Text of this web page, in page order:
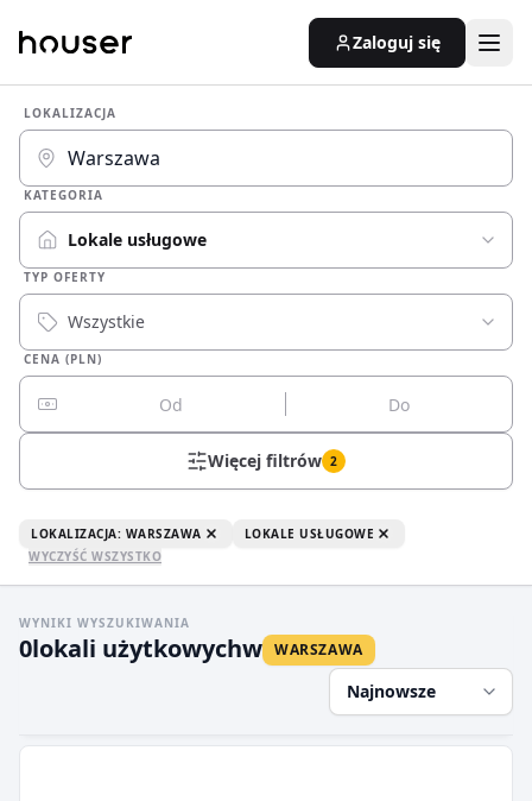
Zaloguj się
LOKALIZACJA
KATEGORIA
Lokale usługowe
TYP OFERTY
Wszystkie
CENA (PLN)
Więcej filtrów 2
LOKALIZACJA: WARSZAWA
LOKALE USŁUGOWE
WYCZYŚĆ WSZYSTKO
WYNIKI WYSZUKIWANIA
0lokali użytkowychw WARSZAWA
Najnowsze